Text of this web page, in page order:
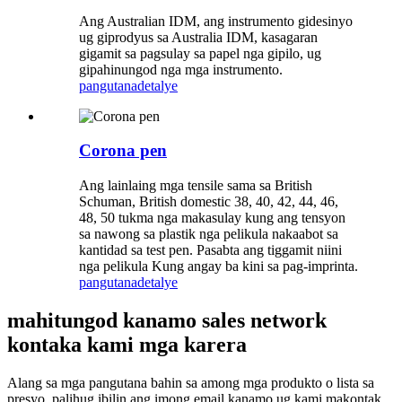
Ang Australian IDM, ang instrumento gidesinyo
ug giprodyus sa Australia IDM, kasagaran
gigamit sa pagsulay sa papel nga gipilo, ug
gipahinungod nga mga instrumento.
pangutanadetalye
Corona pen
Ang lainlaing mga tensile sama sa British
Schuman, British domestic 38, 40, 42, 44, 46,
48, 50 tukma nga makasulay kung ang tensyon
sa nawong sa plastik nga pelikula nakaabot sa
kantidad sa test pen. Pasabta ang tiggamit niini
nga pelikula Kung angay ba kini sa pag-imprinta.
pangutanadetalye
mahitungod kanamo sales network
kontaka kami mga karera
Alang sa mga pangutana bahin sa among mga produkto o lista sa
presyo, palihug ibilin ang imong email kanamo ug kami makontak